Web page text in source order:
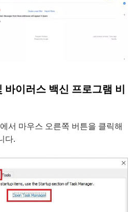
바이러스 백신 프로그램 비
서 마우스 오른쪽 버튼을 클릭해
다.